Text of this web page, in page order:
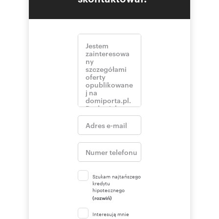
Szukam najtańszego
kredytu
hipotecznego
(rozwiń)
Interesują mnie